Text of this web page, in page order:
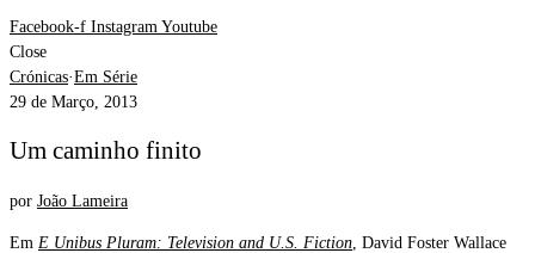
Facebook-f Instagram Youtube
Close
Crónicas·Em Série
29 de Março, 2013
Um caminho finito
por João Lameira
Em E Unibus Pluram: Television and U.S. Fiction , David Foster Wallace